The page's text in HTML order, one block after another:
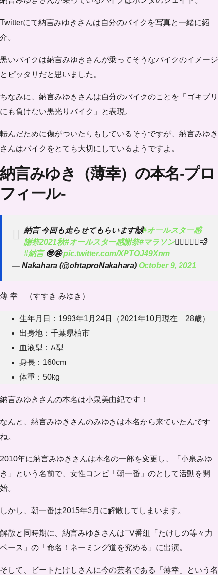
Twitterにて納言みゆきさんは自分のバイクを写真と一緒に紹
介。
黒いバイクは納言みゆきさんが乗ってそうなバイクのイメージ
とピッタリだと思いました。
ちなみに、納言みゆきさんは自分のバイクのことを「ゴキブリ
にも負けない黒光りバイク」と表現。
転んだために傷がついたりもしているそうですが、納言みゆき
さんはバイクをとても大切にしているようですよ。
納言みゆき（薄幸）の本名-プロ
フィール-
納言 今回も走らせてもらいます🙌#オールスター感
謝祭2021秋#オールスター感謝祭#マラソン🏃🏻‍♂️🏃‍♀️💨
#納言🤓🤪pic.twitter.com/XPTOJ49Xnm
— Nakahara (@ohtaproNakahara) October 9, 2021
薄 幸 （すすき みゆき）
生年月日：1993年1月24日（2021年10月現在 28歳）
出身地：千葉県柏市
血液型：A型
身長：160cm
体重：50kg
納言みゆきさんの本名は小泉美由紀です！
なんと、納言みゆきさんのみゆきは本名から来ていたんです
ね。
2010年に納言みゆきさんは本名の一部を変更し、「小泉みゆ
き」という名前で、女性コンビ「朝一番」のとして活動を開
始。
しかし、朝一番は2015年3月に解散してしまいます。
解散と同時期に、納言みゆきさんはTV番組「たけしの等々力
ベース」の「命名！ネーミング道を究める」に出演。
そして、ビートたけしさんに今の芸名である「薄幸」という名